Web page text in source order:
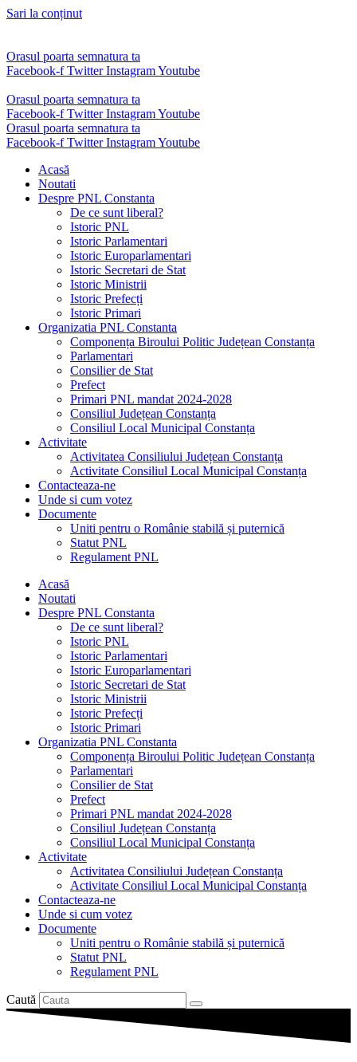
Sari la conținut
Orasul poarta semnatura ta
Facebook-f Twitter InstagramYoutube
Orasul poarta semnatura ta
Facebook-f Twitter InstagramYoutube
Orasul poarta semnatura ta
Facebook-f Twitter InstagramYoutube
Acasă
Noutati
Despre PNL Constanta
De ce sunt liberal?
Istoric PNL
Istoric Parlamentari
Istoric Europarlamentari
Istoric Secretari de Stat
Istoric Ministrii
Istoric Prefecți
Istoric Primari
Organizatia PNL Constanta
Componența Biroului Politic Județean Constanța
Parlamentari
Consilier de Stat
Prefect
Primari PNL mandat 2024-2028
Consiliul Județean Constanța
Consiliul Local Municipal Constanța
Activitate
Activitatea Consiliului Județean Constanța
Activitate Consiliul Local Municipal Constanța
Contacteaza-ne
Unde si cum votez
Documente
Uniti pentru o Românie stabilă și puternică
Statut PNL
Regulament PNL
Acasă
Noutati
Despre PNL Constanta
De ce sunt liberal?
Istoric PNL
Istoric Parlamentari
Istoric Europarlamentari
Istoric Secretari de Stat
Istoric Ministrii
Istoric Prefecți
Istoric Primari
Organizatia PNL Constanta
Componența Biroului Politic Județean Constanța
Parlamentari
Consilier de Stat
Prefect
Primari PNL mandat 2024-2028
Consiliul Județean Constanța
Consiliul Local Municipal Constanța
Activitate
Activitatea Consiliului Județean Constanța
Activitate Consiliul Local Municipal Constanța
Contacteaza-ne
Unde si cum votez
Documente
Uniti pentru o Românie stabilă și puternică
Statut PNL
Regulament PNL
Caută